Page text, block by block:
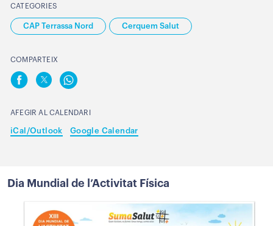
CATEGORIES
CAP Terrassa Nord Cerquem Salut
COMPARTEIX
AFEGIR AL CALENDARI
iCal/Outlook Google Calendar
Dia Mundial de l’Activitat Física